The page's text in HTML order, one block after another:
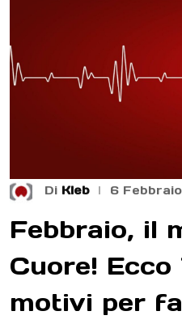
Di Kleb 6
Febbraio, il
Cuore! Ecco
motivi per